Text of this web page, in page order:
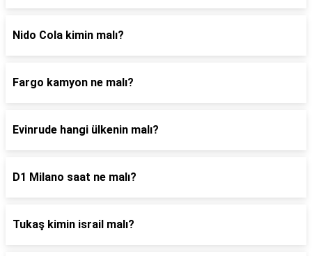
Nido Cola kimin malı?
Fargo kamyon ne malı?
Evinrude hangi ülkenin malı?
D1 Milano saat ne malı?
Tukaş kimin israil malı?